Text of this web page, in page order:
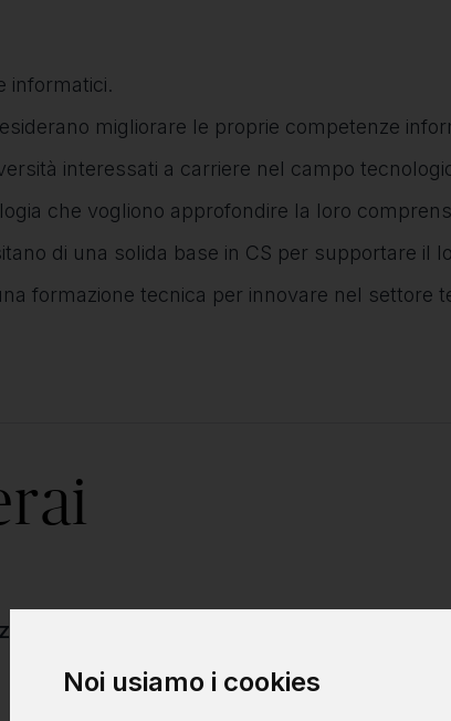
Noi usiamo i cookies
informatici.
migliorare le proprie competenze
interessati a carriere nel campo
che vogliono approfondire la loro
di una solida base in CS per supportare il
formazione tecnica per innovare nel settore